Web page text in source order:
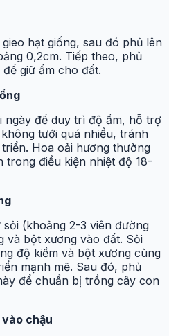
hạt giống, sau đó phủ lên
0,2cm. Tiếp theo, phủ
giữ ẩm cho đất.
ngày để duy trì độ ẩm, hỗ trợ
tưới quá nhiều, tránh
Hoa oải hương thường
trong điều kiện nhiệt độ 18-
(khoảng 2-3 viên đường
và bột xương vào đất. Sỏi
độ kiềm và bột xương cùng
mạnh mẽ. Sau đó, phủ
để chuẩn bị trồng cây con
chậu